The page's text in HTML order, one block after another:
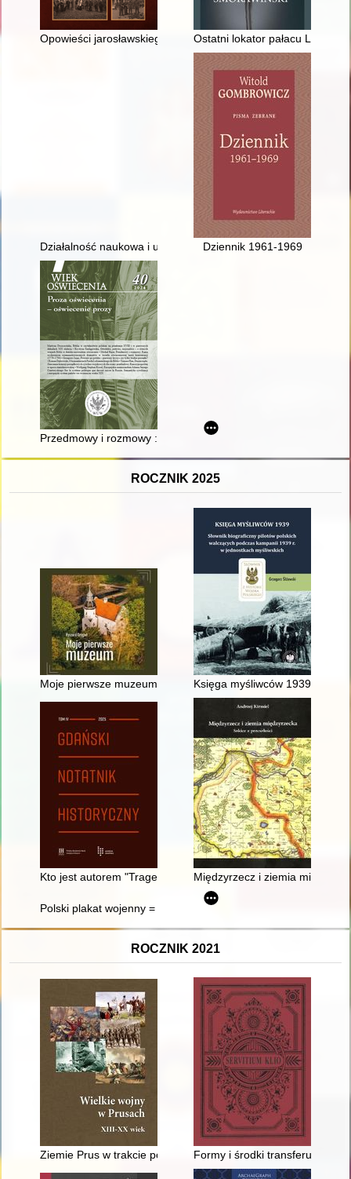
Opowieści jarosławskiego Zasania. Cz. 6,Ostatni lokator pałacu
Działalność naukowa i upowszechniająca badania naukowe
Dziennik 1961-1969
Przedmowy i rozmowy : rama wydawnicza
ROCZNIK 2025
Moje pierwsze muzeum Księga myśliwców 1939 :
Kto jest autorem "Tragedii o bogaczu i Łazarzu" z 1643 r.?
Międzyrzecz i ziemia
Polski plakat wojenny = Polish world war II posters
ROCZNIK 2021
Ziemie Prus w trakcie polskiej wojny sukcesyjnej i wojny
Formy i środki transferu